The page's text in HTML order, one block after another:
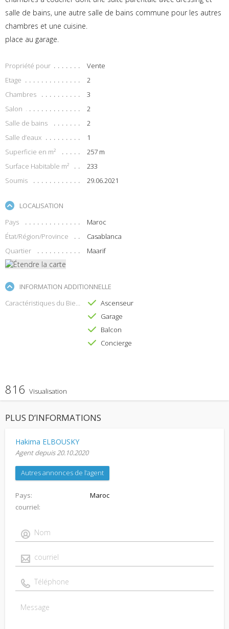
salle de bains, une autre salle de bains commune pour les autres
chambres et une cuisine.
place au garage.
Propriété pour
Vente
Etage
2
Chambres
3
Salon
2
Salle de bains
2
Salle d’eaux
1
Superficie en m²
257 m
Surface Habitable m²
233
Soumis
29.06.2021
LOCALISATION
Pays
Maroc
État/Région/Province
Casablanca
Quartier
Maarif
INFORMATION ADDITIONNELLE
Caractéristiques du Bien
Ascenseur
Garage
Balcon
Concierge
816 Visualisation
PLUS D’INFORMATIONS
Hakima ELBOUSKY
Agent depuis 20.10.2020
Autres annonces de l’agent
Pays
Maroc
courriel